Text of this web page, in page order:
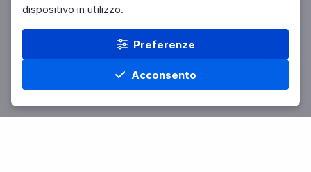
dispositivo in utilizzo.
Preferenze
Acconsento
Home Materie Cerca Menu